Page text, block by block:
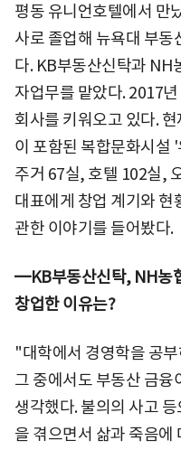
평동 유니언호텔에서 만
사로 졸업해 뉴욕대 부
다. KB부동산신탁과 NH
자업무를 맡았다. 2017
회사를 키워오고 있다.
이 포함된 복합문화시설
주거 67실, 호텔 102실,
대표에게 창업 계기와 현
관한 이야기를 들어봤다.
━KB부동산신탁, NH농
창업한 이유는?
"대학에서 경영학을 공
그 중에서도 부동산 금융
생각했다. 불의의 사고
을 겪으면서 삶과 죽음